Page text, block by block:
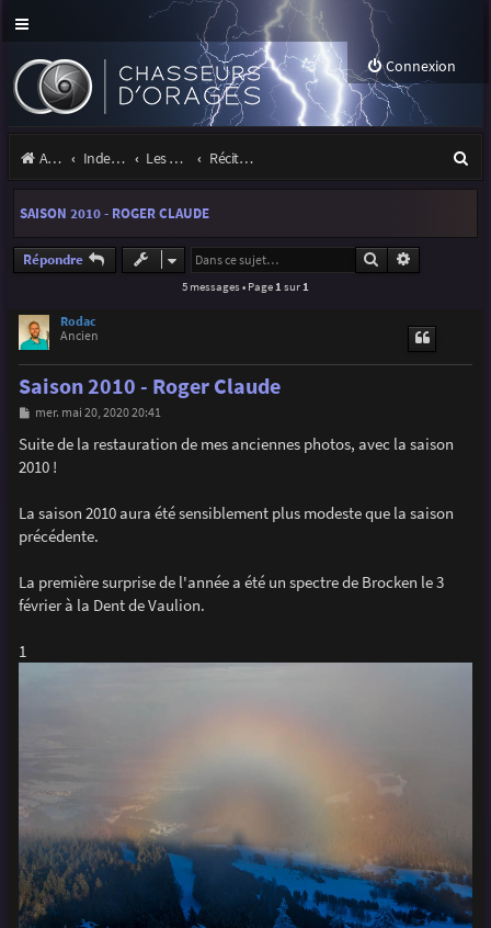
Connexion
Accueil Index du forum Les orages Récits et photos d'orages
e
SAISON 2010 - ROGER CLAUDE
Répondre Rechercher
5 messages • Page 1 sur 1
Rodac
Ancien
Saison 2010 - Roger Claude
M
s
s
a
mer. mai 20, 2020 20:41
Suite de la restauration de mes anciennes photos, avec la saison
2010 !
La saison 2010 aura été sensiblement plus modeste que la saison
précédente.
La première surprise de l'année a été un spectre de Brocken le 3
février à la Dent de Vaulion.
1